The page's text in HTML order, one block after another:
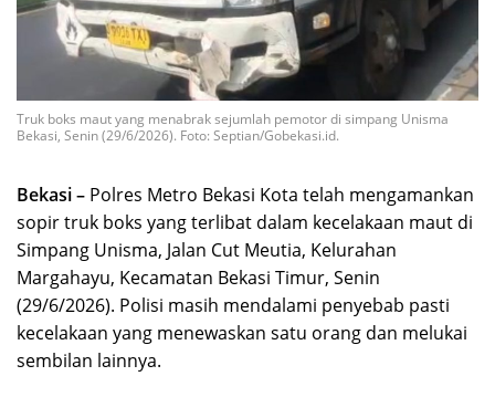
Truk boks maut yang menabrak sejumlah pemotor di simpang Unisma
Bekasi, Senin (29/6/2026). Foto: Septian/Gobekasi.id.
Bekasi – Polres Metro Bekasi Kota telah mengamankan
sopir truk boks yang terlibat dalam kecelakaan maut di
Simpang Unisma, Jalan Cut Meutia, Kelurahan
Margahayu, Kecamatan Bekasi Timur, Senin
(29/6/2026). Polisi masih mendalami penyebab pasti
kecelakaan yang menewaskan satu orang dan melukai
sembilan lainnya.